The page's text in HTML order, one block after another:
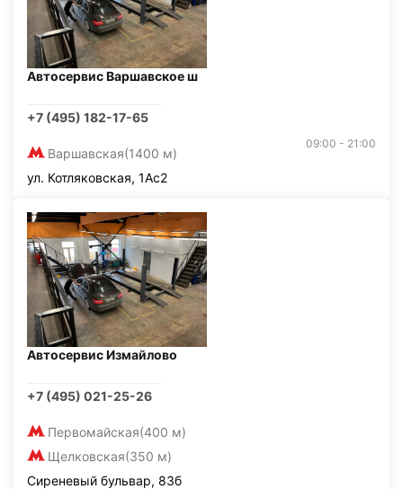
Автосервис Варшавское ш
+7 (495) 182-17-65
Варшавская(1400 м)
09:00 - 21:00
ул. Котляковская, 1Ас2
Автосервис Измайлово
+7 (495) 021-25-26
Первомайская(400 м)
Щелковская(350 м)
Сиреневый бульвар, 83б